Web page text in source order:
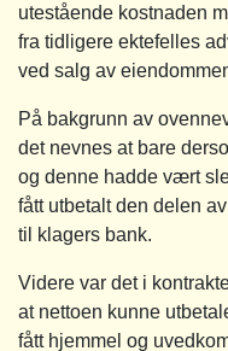
utestående kostnaden
fra tidligere ektefelles
ved salg av
På bakgrunn av
det nevnes at bare
og denne hadde vært
fått utbetalt den delen
til klagers bank.
Videre var det i
at nettoen kunne
fått hjemmel og